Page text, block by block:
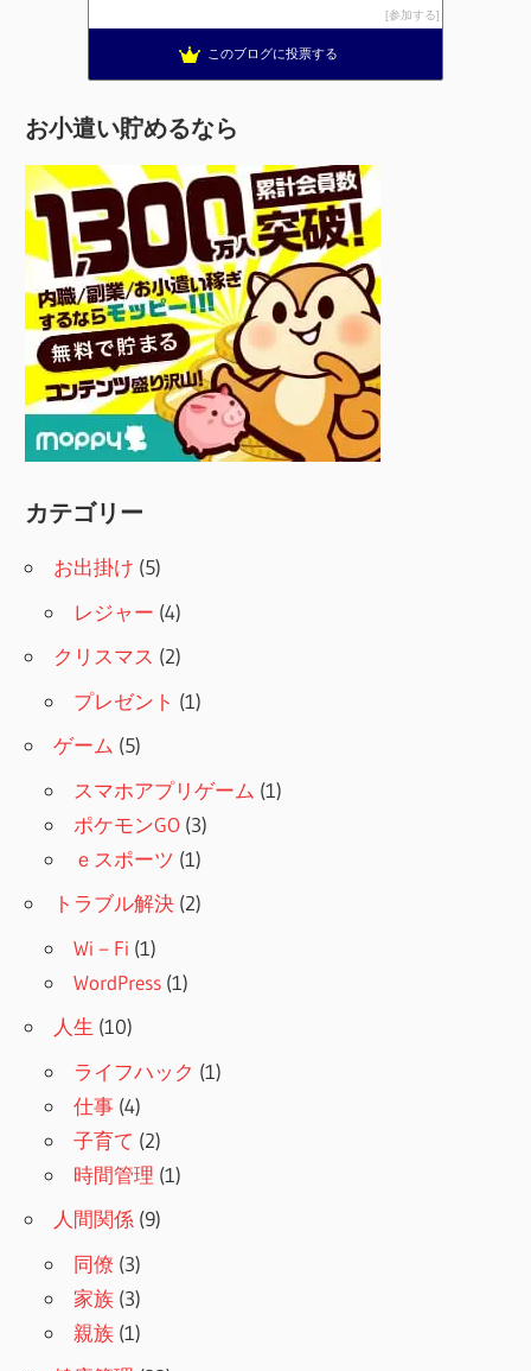
参加する
このブログに投票する
お小遣い貯めるなら
カテゴリー
お出掛け (5)
レジャー (4)
クリスマス (2)
プレゼント (1)
ゲーム (5)
スマホアプリゲーム (1)
ポケモンGO (3)
ｅスポーツ (1)
トラブル解決 (2)
Wi－Fi (1)
WordPress (1)
人生 (10)
ライフハック (1)
仕事 (4)
子育て (2)
時間管理 (1)
人間関係 (9)
同僚 (3)
家族 (3)
親族 (1)